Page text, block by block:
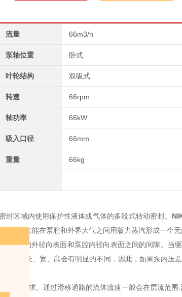
流量 66m3/h
泵轴位置 卧式
叶轮结构 双吸式
转速 66rpm
轴功率 66kW
吸入口径 66mm
重量 66kg
区域内使用保护性液体或气体的多段式转动密封。
的，,它能在泵腔和外界大气之间用版力蒸汽形成一个无
转资的外径向表面和泵腔内径向表面之间的间隙。当
缝隙的长、宽、高会有明显的不同，因此，如果泵内压
这一要求。通过滑移通路的流体流速一般会在层流范围.